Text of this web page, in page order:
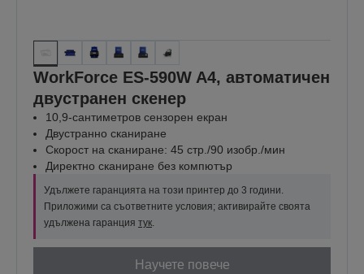
WorkForce ES-590W A4, автоматичен
двустранен скенер
10,9-сантиметров сензорен екран
Двустранно сканиране
Скорост на сканиране: 45 стр./90 изобр./мин
Директно сканиране без компютър
Удължете гаранцията на този принтер до 3 години.
Приложими са съответните условия; активирайте своята
удължена гаранция тук
Научете повече